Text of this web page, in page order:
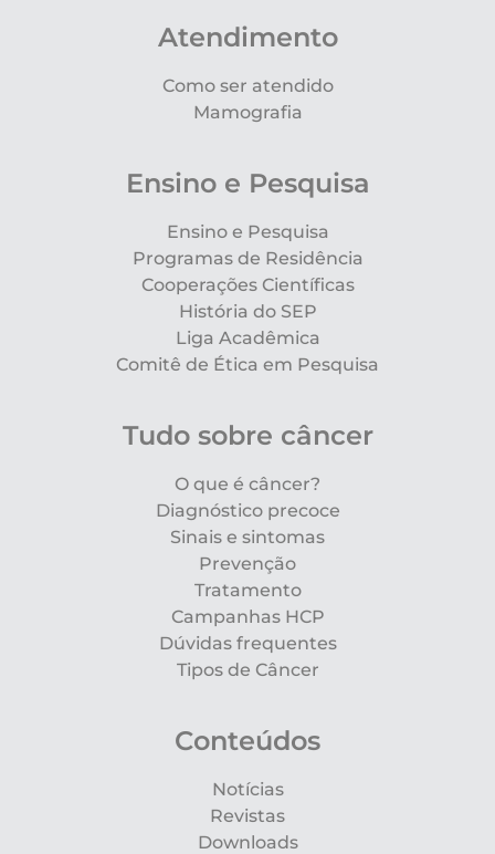
Atendimento
Como ser atendido
Mamografia
Ensino e Pesquisa
Ensino e Pesquisa
Programas de Residência
Cooperações Científicas
História do SEP
Liga Acadêmica
Comitê de Ética em Pesquisa
Tudo sobre câncer
O que é câncer?
Diagnóstico precoce
Sinais e sintomas
Prevenção
Tratamento
Campanhas HCP
Dúvidas frequentes
Tipos de Câncer
Conteúdos
Notícias
Revistas
Downloads